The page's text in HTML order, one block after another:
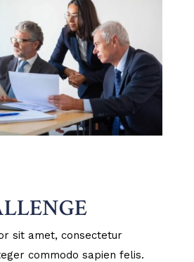
sit amet, consectetur
commodo sapien felis.